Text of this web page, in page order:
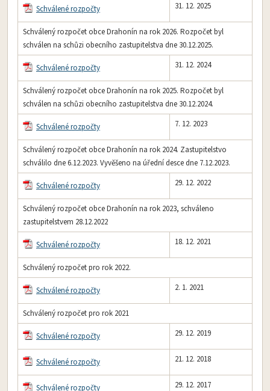
Schválené rozpočty 31. 12. 2025
Schválený rozpočet obce Drahonín na rok 2026. Rozpočet byl
schválen na schůzi obecního zastupitelstva dne 30.12.2025.
Schválené rozpočty 31. 12. 2024
Schválený rozpočet obce Drahonín na rok 2025. Rozpočet byl
schválen na schůzi obecního zastupitelstva dne 30.12.2024.
Schválené rozpočty 7. 12. 2023
Schválený rozpočet obce Drahonín na rok 2024. Zastupitelstvo
schválilo dne 6.12.2023. Vyvěšeno na úřední desce dne 7.12.2023.
Schválené rozpočty 29. 12. 2022
Schválený rozpočet obce Drahonín na rok 2023, schváleno
zastupitelstvem 28.12.2022
Schválené rozpočty 18. 12. 2021
Schválený rozpočet pro rok 2022.
Schválené rozpočty 2. 1. 2021
Schválený rozpočet pro rok 2021
Schválené rozpočty 29. 12. 2019
Schválené rozpočty 21. 12. 2018
Schválené rozpočty 29. 12. 2017